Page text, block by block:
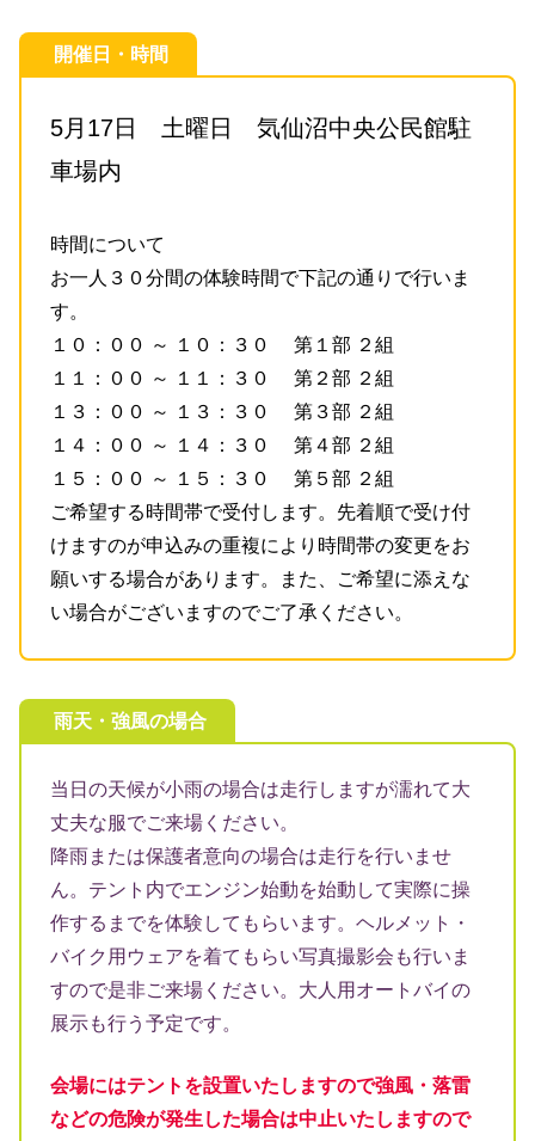
開催日・時間
5月17日 土曜日 気仙沼中央公民館駐
車場内
時間について
お一人３０分間の体験時間で下記の通りで行いま
す。
１０：００ ～ １０：３０ 第１部 ２組
１１：００ ～ １１：３０ 第２部 ２組
１３：００ ～ １３：３０ 第３部 ２組
１４：００ ～ １４：３０ 第４部 ２組
１５：００ ～ １５：３０ 第５部 ２組
ご希望する時間帯で受付します。先着順で受け付
けますのが申込みの重複により時間帯の変更をお
願いする場合があります。また、ご希望に添えな
い場合がございますのでご了承ください。
雨天・強風の場合
当日の天候が小雨の場合は走行しますが濡れて大
丈夫な服でご来場ください。
降雨または保護者意向の場合は走行を行いませ
ん。テント内でエンジン始動を始動して実際に操
作するまでを体験してもらいます。ヘルメット・
バイク用ウェアを着てもらい写真撮影会も行いま
すので是非ご来場ください。大人用オートバイの
展示も行う予定です。
会場にはテントを設置いたしますので強風・落雷
などの危険が発生した場合は中止いたしますので